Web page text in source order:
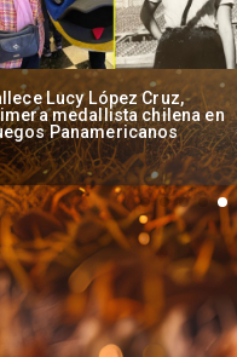
fecha de llegada de
a Colo Colo